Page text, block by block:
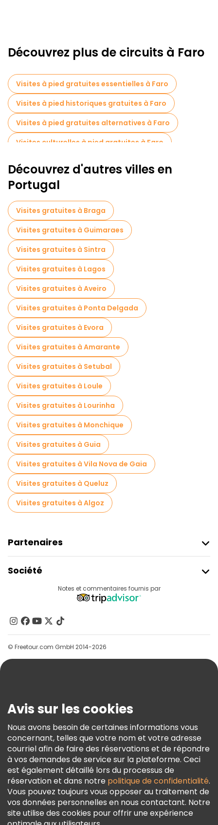
Découvrez plus de circuits à Faro
Visites à pied gratuites essentielles à Faro
Visites à pied historiques gratuites à Faro
Visites à pied gratuites alternatives à Faro
Visites culturelles à pied gratuites à Faro
Visites à pied gratuites pour les familles à Faro
Tournée des pubs à Faro
Visites autoguidées en Faro
Visites nocturnes gratuites à Faro
Tours à vélo à Faro
Visites gratuites à proximité Arco da Vila
Visites gratuites à proximité Faro Marina
Visites gratuites à proximité Porta Nova
Découvrez d'autres villes en
Portugal
Visites gratuites à Braga
Visites gratuites à Guimaraes
Visites gratuites à Sintra
Visites gratuites à Lagos
Visites gratuites à Aveiro
Visites gratuites à Ponta Delgada
Visites gratuites à Evora
Visites gratuites à Amarante
Visites gratuites à Setubal
Visites gratuites à Loule
Visites gratuites à Lourinha
Visites gratuites à Monchique
Visites gratuites à Guia
Visites gratuites à Vila Nova de Gaia
Visites gratuites à Queluz
Visites gratuites à Algoz
Partenaires
Connexion Du Fournisseur
Programme D’affiliation
Société
Contactez-Nous
Groupes
Aide
Conditions Générales Et Mentions Légales
Politique En Matière De Cookies
Freetour Prix
Programme De Fidélité
Notes et commentaires fournis par
© Freetour.com GmbH 2014-2026
Avis sur les cookies
Nous avons besoin de certaines informations vous
concernant, telles que votre nom et votre adresse
courriel afin de faire des réservations et de répondre
à vos demandes de service sur la plateforme. Ceci
est également détaillé lors du processus de
réservation et dans notre politique de confidentialité.
Vous pouvez toujours vous opposer au traitement de
vos données personnelles en nous contactant. Notre
site utilise des cookies pour offrir une expérience